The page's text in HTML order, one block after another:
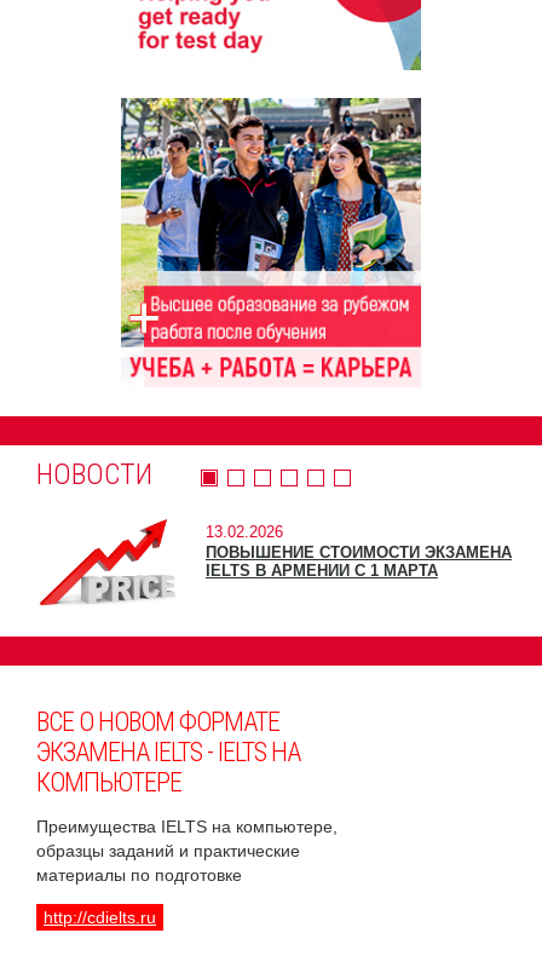
НОВОСТИ
13.02.2026
ПОВЫШЕНИЕ СТОИМОСТИ ЭКЗАМЕНА
IELTS В АРМЕНИИ С 1 МАРТА
ВСЕ О НОВОМ ФОРМАТЕ
ЭКЗАМЕНА IELTS - IELTS НА
КОМПЬЮТЕРЕ
Преимущества IELTS на компьютере,
образцы заданий и практические
материалы по подготовке
http://cdielts.ru